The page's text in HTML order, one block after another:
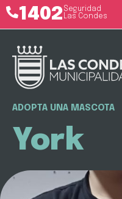
1402 Seguridad
Las Condes
ADOPTA UNA MASCOTA
York